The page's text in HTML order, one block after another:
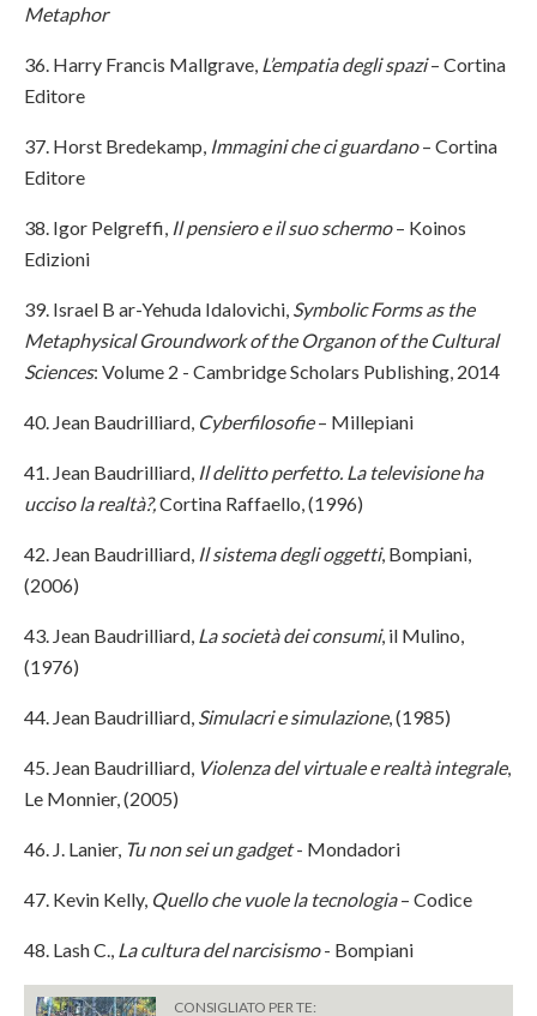
Metaphor
36. Harry Francis Mallgrave, L’empatia degli spazi– Cortina
Editore
37. Horst Bredekamp, Immagini che ci guardano– Cortina
Editore
38. Igor Pelgreffi, Il pensiero e il suo schermo– Koinos
Edizioni
39. Israel B ar-Yehuda Idalovichi, Symbolic Forms as the
Metaphysical Groundwork of the Organon of the Cultural
Sciences: Volume 2 - Cambridge Scholars Publishing, 2014
40. Jean Baudrilliard, Cyberfilosofie– Millepiani
41. Jean Baudrilliard, Il delitto perfetto. La televisione ha
ucciso la realtà?,Cortina Raffaello, (1996)
42. Jean Baudrilliard, Il sistema degli oggetti, Bompiani,
(2006)
43. Jean Baudrilliard, La società dei consumi, il Mulino,
(1976)
44. Jean Baudrilliard, Simulacri e simulazione, (1985)
45. Jean Baudrilliard, Violenza del virtuale e realtà integrale,
Le Monnier, (2005)
46. J. Lanier, Tu non sei un gadget- Mondadori
47. Kevin Kelly, Quello che vuole la tecnologia– Codice
48. Lash C., La cultura del narcisismo- Bompiani
CONSIGLIATO PER TE: